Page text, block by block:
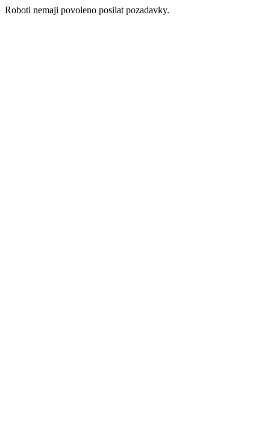
Roboti nemaji povoleno posilat pozadavky.